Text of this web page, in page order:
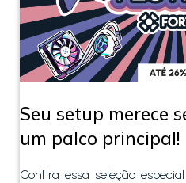
Seu setup merece
um palco principal!
Confira essa seleção